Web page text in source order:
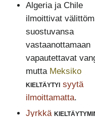
Algeria ja Chile
ilmoittivat
suostuvansa
vastaanottamaan
vapautettavat
mutta Meksiko
kieltäytyi syytä
ilmoittamatta.
Jyrkkä